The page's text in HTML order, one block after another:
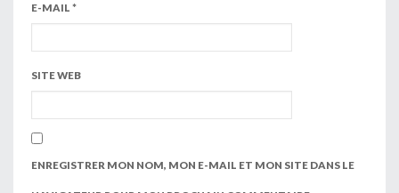
E-MAIL *
SITE WEB
ENREGISTRER MON NOM, MON E-MAIL ET MON SITE DANS LE